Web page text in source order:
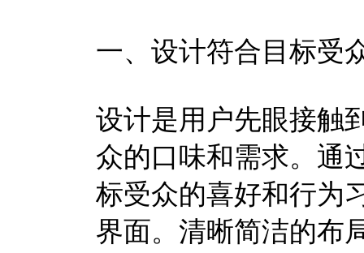
一、设计符合目标受
设计是用户先眼接触
众的口味和需求。通
标受众的喜好和行为
界面。清晰简洁的布